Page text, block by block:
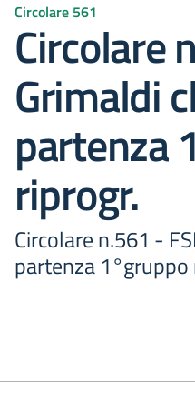
Circolare 561
Circolare
Grimaldi
partenza
riprogr.
Circolare n.561 -
partenza 1°gruppo